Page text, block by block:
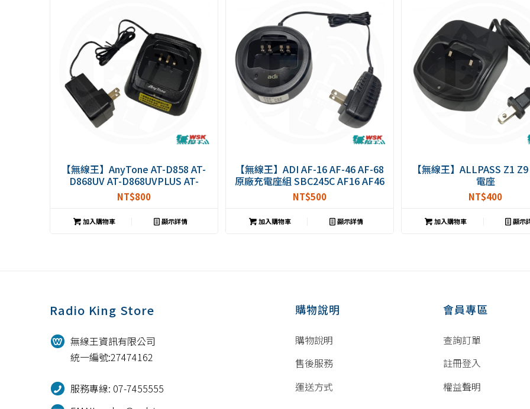
【無線王】AnyTone AT-D858 AT-
D868UV AT-D868UVPLUS AT-
D878 AT-10WPLUS 原廠充電座組
QBC-45L ADI DP-68 DP-46
NT$800
加入購物車 顯示詳情
【無線王】ADI AF-16 AF-46 AF-68
原廠充電座組 SBC245C AF16 AF46
AF68
NT$500
加入購物車 顯示詳情
【無線王】ALLPASS Z1
電座
NT$400
加入購物車 顯示
Radio King Store
無線王資訊有限公司
統一編號:27474162
服務專線: 07-7455555
購物說明
購物說明
售後服務
運送方式
會員專區
查詢訂單
註冊登入
權益聲明